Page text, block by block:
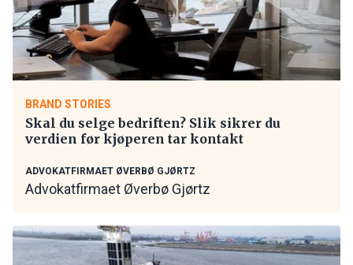
BRAND STORIES
Skal du selge bedriften? Slik sikrer du
verdien før kjøperen tar kontakt
ADVOKATFIRMAET ØVERBØ GJØRTZ
Advokatfirmaet Øverbø Gjørtz